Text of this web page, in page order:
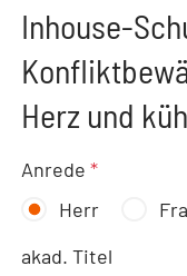
Inhouse-
Herz und
Anrede*
Herr
akad. Titel